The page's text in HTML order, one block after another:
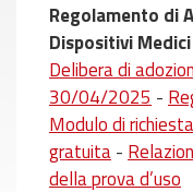
Regolamento di
Dispositivi
Delibera di
30/04/2025 -
Modulo di
gratuita-
della prova d’uso